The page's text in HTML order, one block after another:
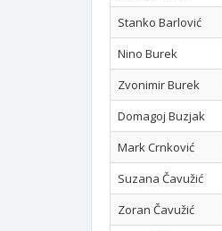
Stanko Barlović
Nino Burek
Zvonimir Burek
Domagoj Buzjak
Mark Crnković
Suzana Čavužić
Zoran Čavužić